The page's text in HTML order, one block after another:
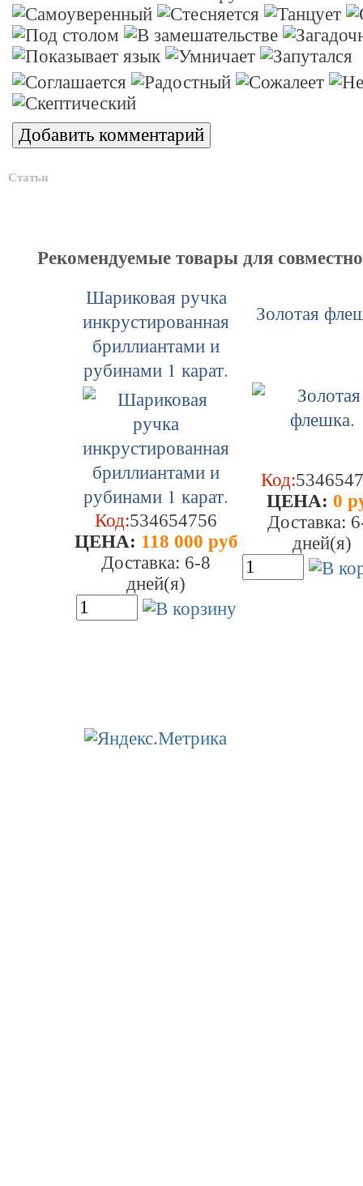
Статьи
Рекомендуемые товары для
Шариковая ручка
инкрустированная
бриллиантами и
рубинами 1 карат.
Код:534654756
ЦEHA: 118 000 руб
Доставка: 6-8
дней(я)
Золотая
Код:
ЦEHA: 0
Доставка:
дней(я)